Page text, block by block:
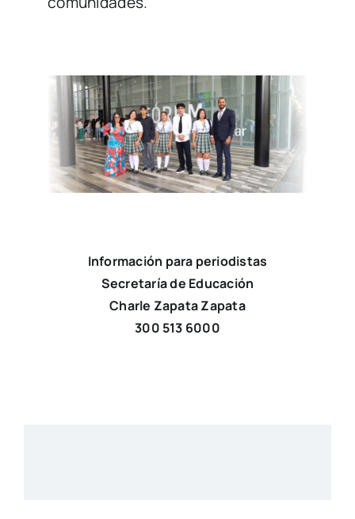
Información para periodistas
Secretaría de Educación
Charle Zapata Zapata
300 513 6000